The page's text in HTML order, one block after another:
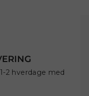
2 hverdage med